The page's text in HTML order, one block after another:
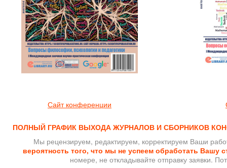
Сайт конференции
ПОЛНЫЙ ГРАФИК ВЫХОДА ЖУРНАЛОВ И СБОРНИКОВ
Мы рецензируем, редактируем, корректируем Ваши
вероятность того, что мы не успеем обработать Вашу
номере, не откладывайте отправку заявки.